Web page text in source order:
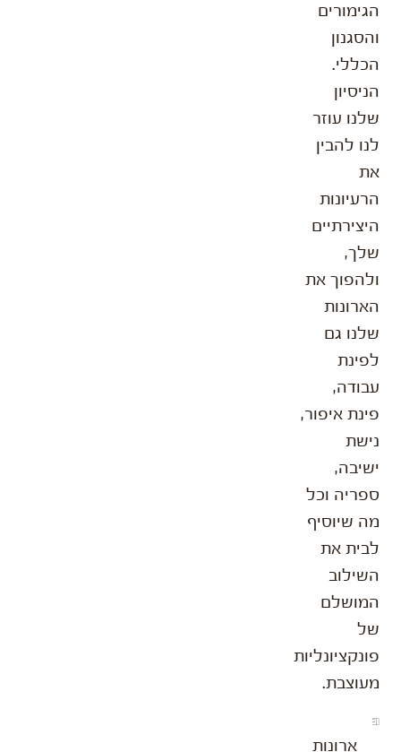
הגימורים
והסגנון
הכללי.
הניסיון
שלנו עוזר
לנו להבין
את
הרעיונות
היצירתיים
שלך,
ולהפוך את
הארונות
שלנו גם
לפינת
עבודה,
פינת איפור,
נישת
ישיבה,
ספריה וכל
מה שיוסיף
לבית את
השילוב
המושלם
של
פונקציונליות
מעוצבת.
ארונות